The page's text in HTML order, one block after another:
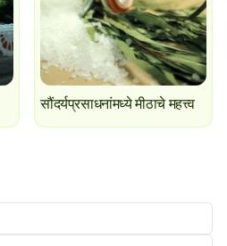
सौंदर्यप्रसाधनांमध्ये मीठाचे महत्त्व